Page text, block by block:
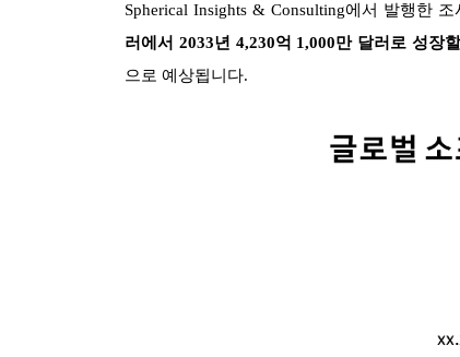
Spherical Insights & Consulting에서 발행한
러에서 2033년 4,230억 1,000만 달러로 성장
으로 예상됩니다.